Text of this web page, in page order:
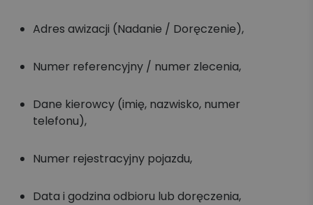
Adres awizacji (Nadanie / Doręczenie),
Numer referencyjny / numer zlecenia,
Dane kierowcy (imię, nazwisko, numer
telefonu),
Numer rejestracyjny pojazdu,
Data i godzina odbioru lub doręczenia,